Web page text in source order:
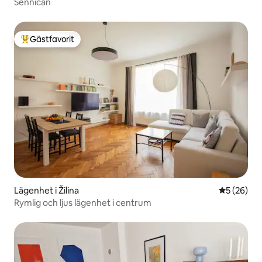
Populär gästfavorit
Gästfavorit
Lägenhet i Žilina 5 av 5 i
5 (26)
Rymlig och ljus lägenhet i centrum